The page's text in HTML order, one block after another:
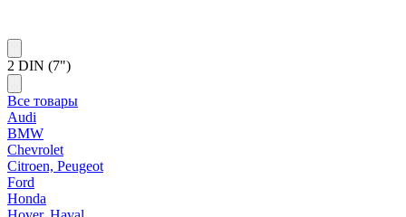
2 DIN (7")
Все товары
Audi
BMW
Chevrolet
Citroen, Peugeot
Ford
Honda